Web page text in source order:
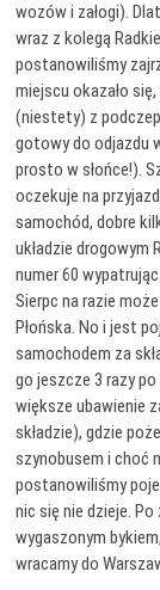
wozów i załogi).
wraz z kolegą
postanowiliśmy
miejscu okazało
(niestety) z
gotowy do odjazdu
prosto w słońce!).
oczekuje na
samochód, dobre
układzie drogowym
numer 60
Sierpc na razie
Płońska. No i jest
samochodem za
go jeszcze 3 razy po
większe ubawienie
składzie), gdzie
szynobusem i choć
postanowiliśmy
nic się nie dzieje. Po
wygaszonym
wracamy do